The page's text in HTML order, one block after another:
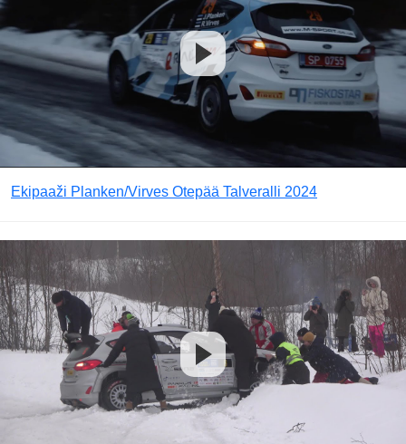
Ekipaaži Planken/Virves Otepää Talveralli 2024